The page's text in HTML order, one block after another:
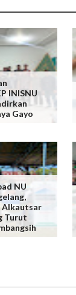
INISNU
Gayo
NU
Alkautsar
Turut